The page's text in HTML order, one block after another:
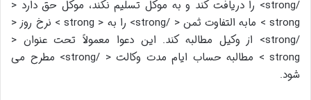
/strong> را دریافت کند و به موکل تسلیم نکند، موکل حق دارد <
strong > مابه التفاوت ثمن < /strong> را به < strong > نرخ روز <
/strong> از وکیل مطالبه کند. این دعوا معمولاً تحت عنوان <
strong > مطالبه حساب ایام مدت وکالت < /strong> مطرح می
شود.